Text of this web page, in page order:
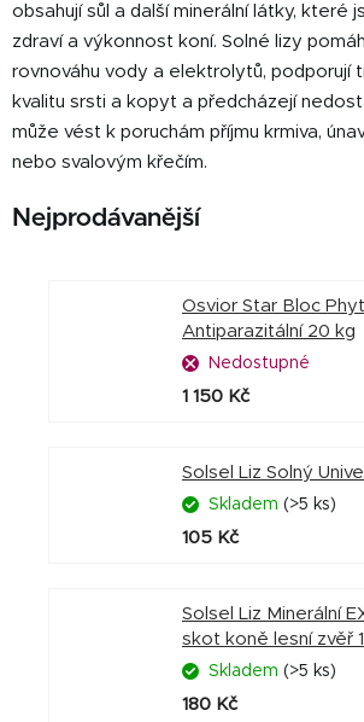
obsahují sůl a další minerální látky, které
zdraví a výkonnost koní. Solné lizy
rovnováhu vody a elektrolytů, podporují
kvalitu srsti a kopyt a předcházejí
může vést k poruchám příjmu krmiva,
nebo svalovým křečím.
Nejprodávanější
Osvior Star Bloc
Antiparazitální 20 kg
Nedostupné
1 150 Kč
Solsel Liz Solný
Skladem (>5 ks)
105 Kč
Solsel Liz Minerální
skot koně lesní zvěř
Skladem (>5 ks)
180 Kč